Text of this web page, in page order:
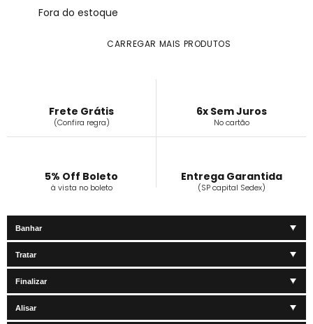
Fora do estoque
CARREGAR MAIS PRODUTOS
Frete Grátis
(Confira regra)
6x Sem Juros
No cartão
5% Off Boleto
à vista no boleto
Entrega Garantida
(SP capital Sedex)
Banhar
Tratar
Finalizar
Alisar